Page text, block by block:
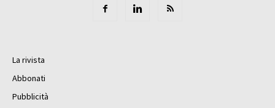
La rivista
Abbonati
Pubblicità